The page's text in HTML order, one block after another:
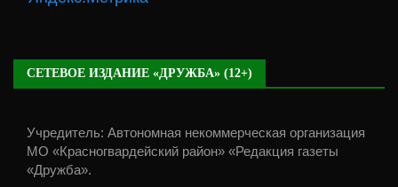
СЕТЕВОЕ ИЗДАНИЕ «ДРУЖБА» (12+)
Учредитель: Автономная некоммерческая организация
МО «Красногвардейский район» «Редакция газеты
«Дружба».